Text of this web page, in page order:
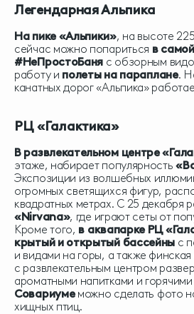
Легендарная Альпика
На пике «Альпики», на высоте
сейчас можно попариться в
#НеПростоБаня с обзорным
работу и полеты на параплане.
канатных дорог «Альпика»
РЦ«Галактика»
В развлекательном центре
этаже, набирает популярность
Экспозиции из волшебных
огромных светящихся фигур,
квадратных метрах. С 25 декабря
«Nirvana», где играют сеты от
Кроме того, в аквапарке РЦ
крытый и открытый бассейны с
и видами на горы, а также
с развлекательным центром
ароматными напитками и
Совариумеможно сделать фото
хищных птиц.